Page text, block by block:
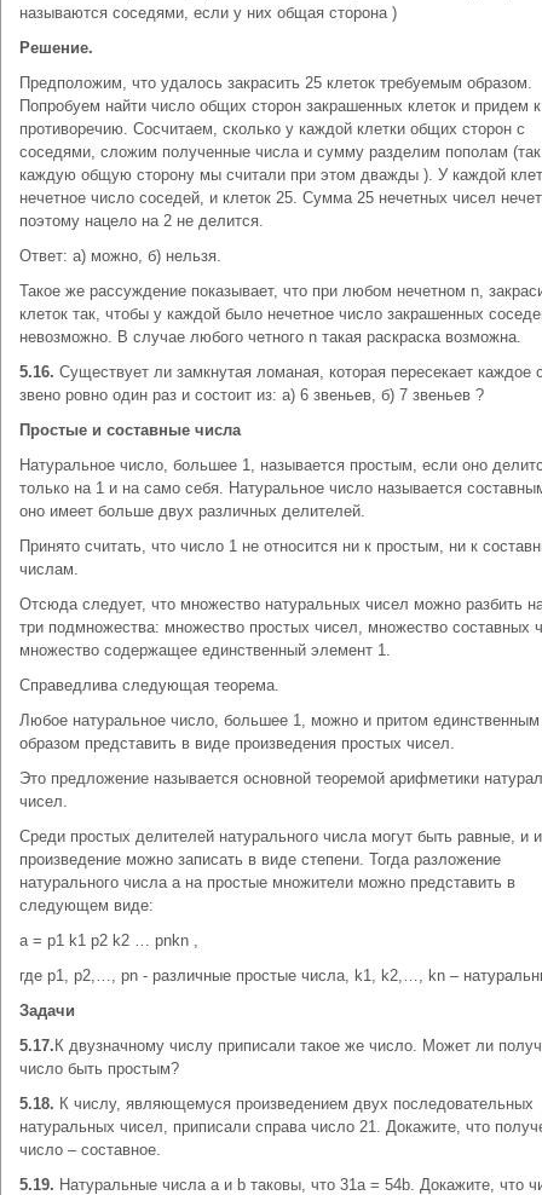
называются соседями, если у них общая сторона )
Решение.
Предположим, что удалось закрасить 25 клеток требуемым образом.
Попробуем найти число общих сторон закрашенных клеток и придем к
противоречию. Сосчитаем, сколько у каждой клетки общих сторон с
соседями, сложим полученные числа и сумму разделим пополам (так
каждую общую сторону мы считали при этом дважды ). У каждой
нечетное число соседей, и клеток 25. Сумма 25 нечетных чисел
поэтому нацело на 2 не делится.
Ответ: а) можно, б) нельзя.
Такое же рассуждение показывает, что при любом нечетном n,
клеток так, чтобы у каждой было нечетное число закрашенных
невозможно. В случае любого четного n такая раскраска возможна.
5.16. Существует ли замкнутая ломаная, которая пересекает каждое
звено ровно один раз и состоит из: а) 6 звеньев, б) 7 звеньев ?
Простые и составные числа
Натуральное число, большее 1, называется простым, если оно
только на 1 и на само себя. Натуральное число называется
оно имеет больше двух различных делителей.
Принято считать, что число 1 не относится ни к простым, ни к
числам.
Отсюда следует, что множество натуральных чисел можно разбить
три подмножества: множество простых чисел, множество составных
множество содержащее единственный элемент 1.
Справедлива следующая теорема.
Любое натуральное число, большее 1, можно и притом единственным
образом представить в виде произведения простых чисел.
Это предложение называется основной теоремой арифметики
чисел.
Среди простых делителей натурального числа могут быть равные, и
произведение можно записать в виде степени. Тогда разложение
натурального числа а на простые множители можно представить в
следующем виде:
a = p1 k1 p2 k2 … pnkn ,
где p1, p2,…, pn - различные простые числа, k1, k2,…, kn –
Задачи
5.17. К двузначному числу приписали такое же число. Может ли
число быть простым?
5.18. К числу, являющемуся произведением двух последовательных
натуральных чисел, приписали справа число 21. Докажите, что
число – составное.
5.19. Натуральные числа a и b таковы, что 31a = 54b. Докажите, что